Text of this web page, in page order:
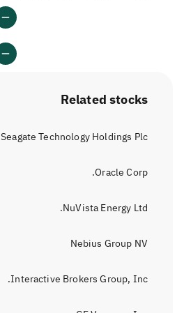
Related stocks
Seagate Technology Holdings Plc
Oracle Corp.
NuVista Energy Ltd.
Nebius Group NV
Interactive Brokers Group, Inc.